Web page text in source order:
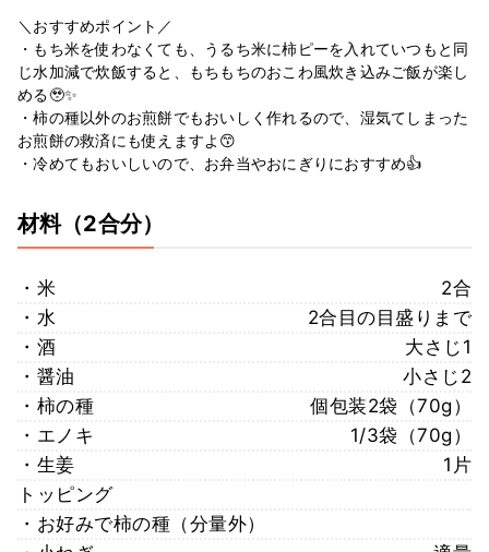
＼おすすめポイント／
・もち米を使わなくても、うるち米に柿ピーを入れていつもと同
じ水加減で炊飯すると、もちもちのおこわ風炊き込みご飯が楽し
める🥹✨
・柿の種以外のお煎餅でもおいしく作れるので、湿気てしまった
お煎餅の救済にも使えますよ😙
・冷めてもおいしいので、お弁当やおにぎりにおすすめ👍
材料（2合分）
・米
2合
・水
2合目の目盛りまで
・酒
大さじ1
・醤油
小さじ2
・柿の種
個包装2袋（70g）
・エノキ
1/3袋（70g）
・生姜
1片
トッピング
・お好みで柿の種（分量外）